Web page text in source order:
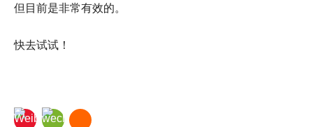
但目前是非常有效的。
快去试试！